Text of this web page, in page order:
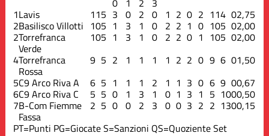
1Lavis 115 3 0 2 0 1 2 0 2 114 02,75
2Basilisco Villotti 105 1 3 1 0 2 2 1 0 105 02,00
2Torrefranca
Verde
105 1 3 1 0 2 2 0 1 105 02,00
4Torrefranca
Rossa
9 5 2 1 1 1 1 2 2 0 9 6 01,50
5C9 Arco Riva A 6 5 1 1 1 2 1 1 3 0 6 9 00,67
6C9 Arco Riva C 5 5 0 1 3 1 0 1 3 1 5 1000,50
7B-Com Fiemme
Fassa
2 5 0 0 2 3 0 0 3 2 2 1300,15
PT=Punti PG=GiocateS=Sanzioni QS=Quoziente Set